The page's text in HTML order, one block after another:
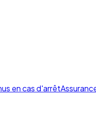
en cas d'arrêt